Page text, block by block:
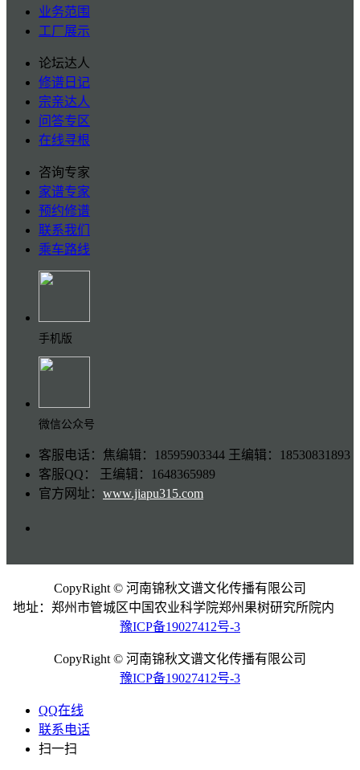
业务范围
工厂展示
论坛达人
修谱日记
宗亲达人
问答专区
在线寻根
咨询专家
家谱专家
预约修谱
联系我们
乘车路线
手机版
微信公众号
客服电话：焦编辑：18595903344 王编辑：18530831893
客服QQ： 王编辑：1648365989
官方网址： www.jiapu315.com
CopyRight © 河南锦秋文谱文化传播有限公司
地址：郑州市管城区中国农业科学院郑州果树研究所院内
豫ICP备19027412号-3
CopyRight © 河南锦秋文谱文化传播有限公司
豫ICP备19027412号-3
QQ在线
联系电话
扫一扫